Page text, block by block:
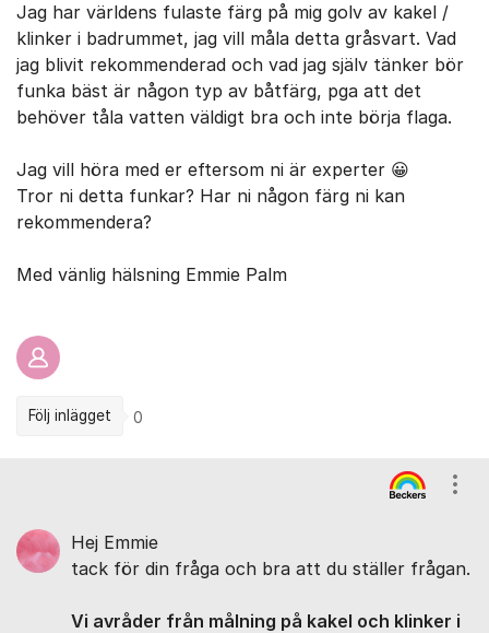
Jag har världens fulaste färg på mig golv av kakel /
klinker i badrummet, jag vill måla detta gråsvart. Vad
jag blivit rekommenderad och vad jag själv tänker bör
funka bäst är någon typ av båtfärg, pga att det
behöver tåla vatten väldigt bra och inte börja flaga.
Jag vill höra med er eftersom ni är experter 😀
Tror ni detta funkar? Har ni någon färg ni kan
rekommendera?
Med vänlig hälsning Emmie Palm
Följ inlägget 0
Hej Emmie
tack för din fråga och bra att du ställer frågan.
Vi avråder från målning på kakel och klinker i